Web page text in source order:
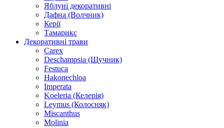
Яблуні декоративні
Дафна (Волчник)
Керії
Тамарикс
Декоративні трави
Carex
Deschampsia (Щучник)
Festuca
Hakonechloa
Imperata
Koeleria (Келерія)
Leymus (Колосняк)
Miscanthus
Molinia